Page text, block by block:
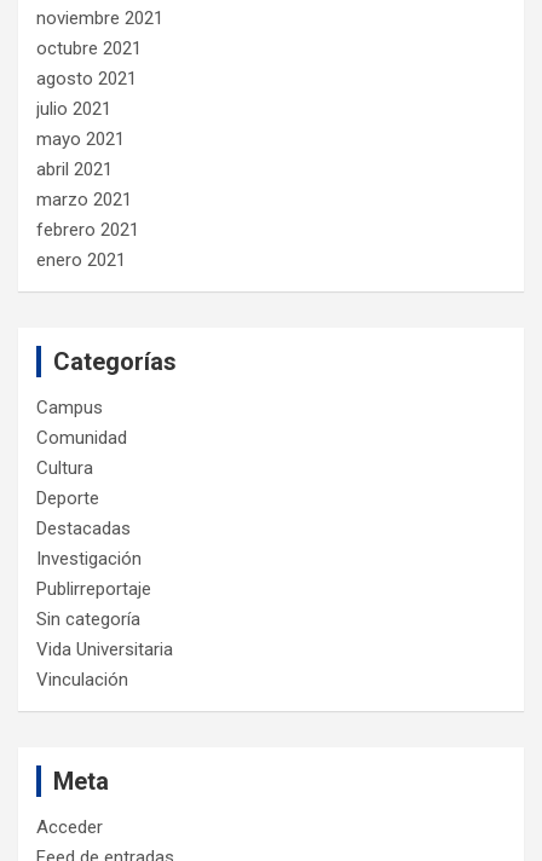
noviembre 2021
octubre 2021
agosto 2021
julio 2021
mayo 2021
abril 2021
marzo 2021
febrero 2021
enero 2021
Categorías
Campus
Comunidad
Cultura
Deporte
Destacadas
Investigación
Publirreportaje
Sin categoría
Vida Universitaria
Vinculación
Meta
Acceder